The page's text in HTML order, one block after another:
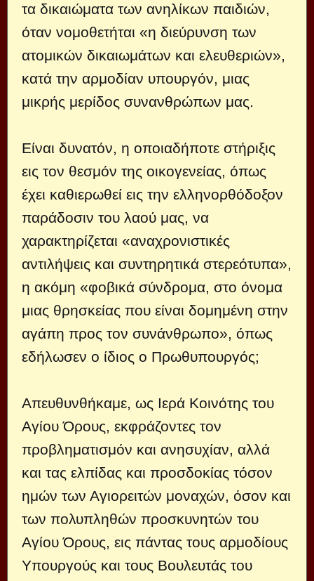
τα δικαιώματα των ανηλίκων παιδιών,
όταν νομοθετήται «η διεύρυνση των
ατομικών δικαιωμάτων και ελευθεριών»,
κατά την αρμοδίαν υπουργόν, μιας
μικρής μερίδος συνανθρώπων μας.
Είναι δυνατόν, η οποιαδήποτε στήριξις
εις τον θεσμόν της οικογενείας, όπως
έχει καθιερωθεί εις την ελληνορθόδοξον
παράδοσιν του λαού μας, να
χαρακτηρίζεται «αναχρονιστικές
αντιλήψεις και συντηρητικά στερεότυπα»,
η ακόμη «φοβικά σύνδρομα, στο όνομα
μιας θρησκείας που είναι δομημένη στην
αγάπη προς τον συνάνθρωπο», όπως
εδήλωσεν ο ίδιος ο Πρωθυπουργός;
Απευθυνθήκαμε, ως Ιερά Κοινότης του
Αγίου Όρους, εκφράζοντες τον
προβληματισμόν και ανησυχίαν, αλλά
και τας ελπίδας και προσδοκίας τόσον
ημών των Αγιορειτών μοναχών, όσον και
των πολυπληθών προσκυνητών του
Αγίου Όρους, εις πάντας τους αρμοδίους
Υπουργούς και τους Βουλευτάς του